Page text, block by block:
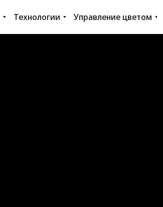
Управление цветом
Технологии